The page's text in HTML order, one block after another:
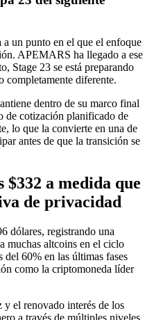
un punto en el que el enfoque
APEMARS ha llegado a ese
Stage 23 se está preparando
completamente diferente.
dentro de su marco final
de cotización planificado de
lo que la convierte en una de
antes de que la transición se
$332 a medida que
de privacidad
dólares, registrando una
muchas altcoins en el ciclo
del 60% en las últimas fases
como la criptomoneda líder
el renovado interés de los
a través de múltiples niveles